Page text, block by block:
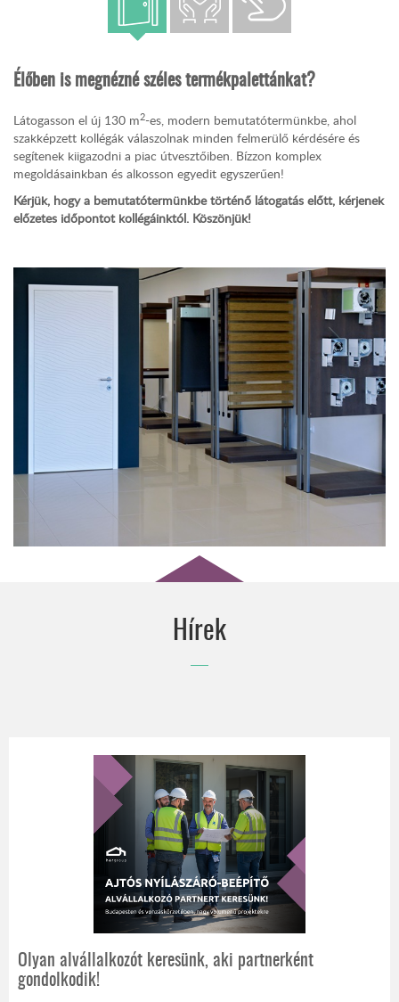
EGYEDI ÁRNYÉKOLÁSTECHNIKAI TERMÉKEK
Élőben is megnézné széles termékpalettánkat?
Látogasson el új 130 m2-es, modern bemutatótermünkbe, ahol
szakképzett kollégák válaszolnak minden felmerülő kérdésére és
segítenek kiigazodni a piac útvesztőiben. Bízzon komplex
megoldásainkban és alkosson egyedit egyszerűen!
Kérjük, hogy a bemutatótermünkbe történő látogatás előtt, kérjenek
előzetes időpontot kollégáinktól. Köszönjük!
Hírek
Olyan alvállalkozót keresünk, aki partnerként
gondolkodik!